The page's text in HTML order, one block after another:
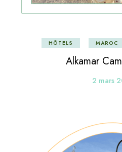
HÔTELS MAROC
Alkamar
2 mars